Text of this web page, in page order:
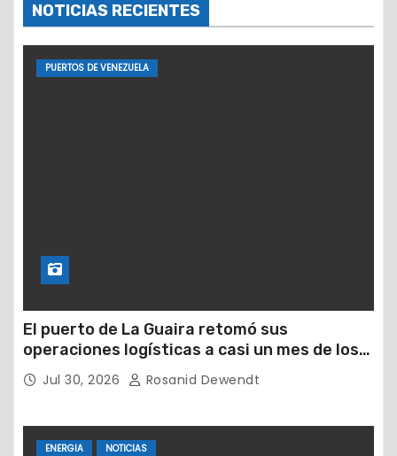
NOTICIAS RECIENTES
PUERTOS DE VENEZUELA
El puerto de La Guaira retomó sus
operaciones logísticas a casi un mes de los
devastadores terremotos
Jul 30, 2026 Rosanid Dewendt
ENERGIA NOTICIAS